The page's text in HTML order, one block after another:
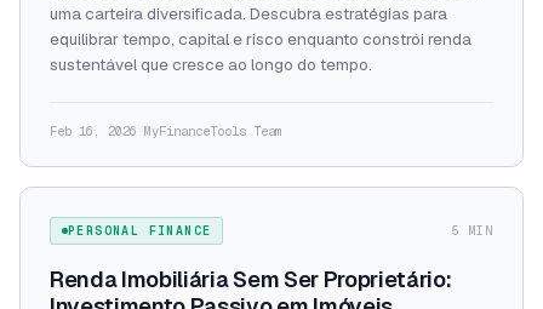
uma carteira diversificada. Descubra estratégias para
equilibrar tempo, capital e risco enquanto constrói renda
sustentável que cresce ao longo do tempo.
Feb 16, 2026 · MyFinanceTools Team
PERSONAL FINANCE 5 MIN
Renda Imobiliária Sem Ser Proprietário: